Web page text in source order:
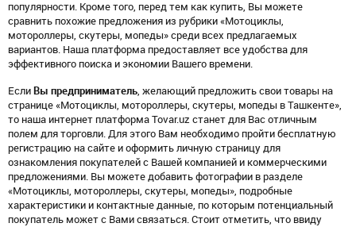
популярности. Кроме того, перед тем как купить, Вы можете
сравнить похожие предложения из рубрики «Мотоциклы,
мотороллеры, скутеры, мопеды» среди всех предлагаемых
вариантов. Наша платформа предоставляет все удобства для
эффективного поиска и экономии Вашего времени.
Если Вы предприниматель, желающий предложить свои товары на
странице «Мотоциклы, мотороллеры, скутеры, мопеды в Ташкенте»,
то наша интернет платформа Tovar.uz станет для Вас отличным
полем для торговли. Для этого Вам необходимо пройти бесплатную
регистрацию на сайте и оформить личную страницу для
ознакомления покупателей с Вашей компанией и коммерческими
предложениями. Вы можете добавить фотографии в разделе
«Мотоциклы, мотороллеры, скутеры, мопеды», подробные
характеристики и контактные данные, по которым потенциальный
покупатель может с Вами связаться. Стоит отметить, что ввиду